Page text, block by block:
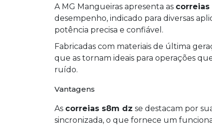
A MG Mangueiras apresenta as correias
desempenho, indicado para diversas
potência precisa e confiável.
Fabricadas com materiais de última
que as tornam ideais para operações
ruído.
Vantagens
As correias s8m dz se destacam por
sincronizada, o que fornece um